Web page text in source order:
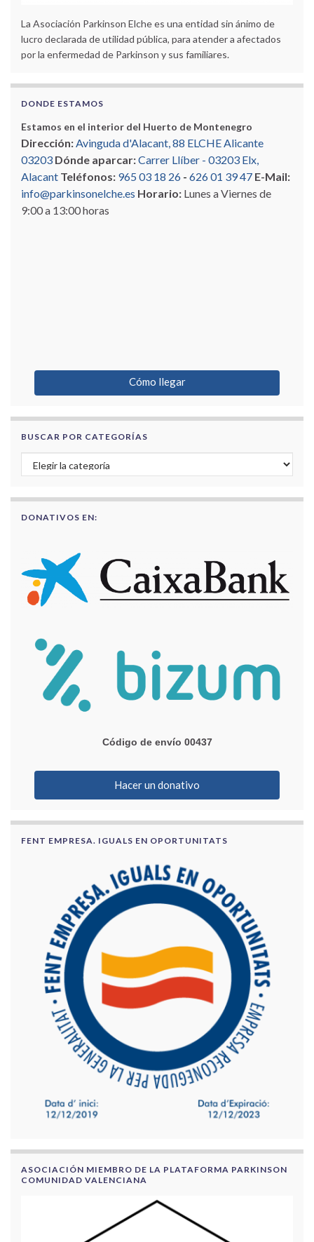
La Asociación Parkinson Elche es una entidad sin ánimo de
lucro declarada de utilidad pública, para atender a afectados
por la enfermedad de Parkinson y sus familiares.
DONDE ESTAMOS
Estamos en el interior del Huerto de Montenegro
Dirección:Avinguda d'Alacant, 88 ELCHE Alicante
03203 Dónde aparcar:Carrer Llíber - 03203 Elx,
Alacant Teléfonos: 965 03 18 26 - 626 01 39 47 E-Mail:
info@parkinsonelche.es Horario: Lunes a Viernes de
9:00 a 13:00 horas
Cómo llegar
BUSCAR POR CATEGORÍAS
Buscar por categorías
DONATIVOS EN:
Código de envío 00437
Hacer un donativo
FENT EMPRESA. IGUALS EN OPORTUNITATS
ASOCIACIÓN MIEMBRO DE LA PLATAFORMA PARKINSON
COMUNIDAD VALENCIANA